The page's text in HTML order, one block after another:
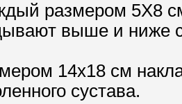
размером 5X8
выше и ниже
14x18 см
сустава.